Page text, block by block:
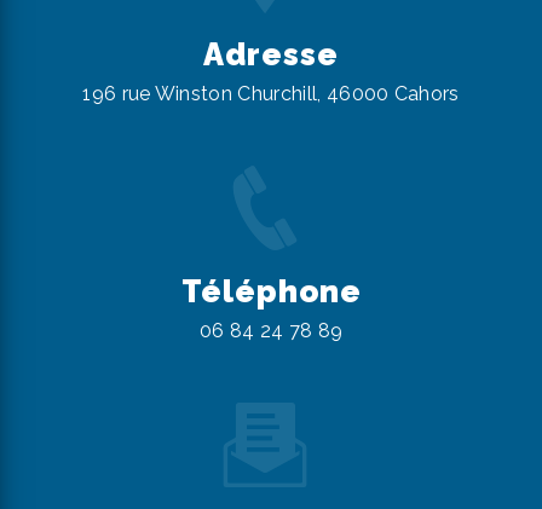
Adresse
196 rue Winston Churchill, 46000 Cahors
Téléphone
06 84 24 78 89